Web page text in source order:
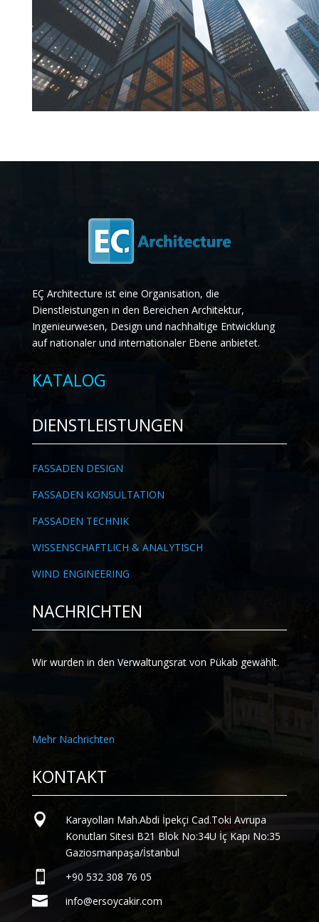
EÇ Architecture ist eine Organisation, die
Dienstleistungen in den Bereichen Architektur,
Ingenieurwesen, Design und nachhaltige Entwicklung
auf nationaler und internationaler Ebene anbietet.
KATALOG
DIENSTLEISTUNGEN
FASSADEN DESIGN
FASSADEN KONSULTATION
FASSADEN TECHNIK
WISSENSCHAFTLICH & ANALYTISCH
WIND ENGINEERING
NACHRICHTEN
Wir wurden in den Verwaltungsrat von Pükab gewählt.
Mehr Nachrichten
KONTAKT

Karayolları Mah.Abdi İpekçi Cad.Toki Avrupa
Konutları Sitesi B21 Blok No:34U İç Kapı No:35
Gaziosmanpaşa/İstanbul
 +90 532 308 76 05
 info@ersoycakir.com